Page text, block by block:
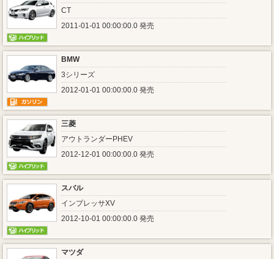
CT
2011-01-01 00:00:00.0 発売
BMW
3シリーズ
2012-01-01 00:00:00.0 発売
三菱
アウトランダーPHEV
2012-12-01 00:00:00.0 発売
スバル
インプレッサXV
2012-10-01 00:00:00.0 発売
マツダ